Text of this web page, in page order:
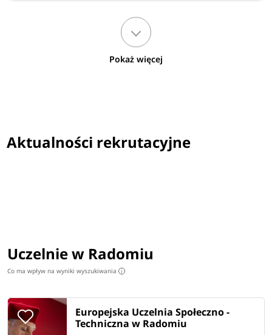
Pokaż więcej
Aktualności rekrutacyjne
Uczelnie w Radomiu
Co ma wpływ na wyniki wyszukiwania i
Europejska Uczelnia Społeczno -
Techniczna w Radomiu